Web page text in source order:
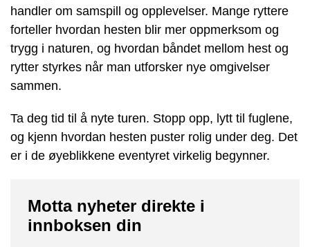
handler om samspill og opplevelser. Mange ryttere
forteller hvordan hesten blir mer oppmerksom og
trygg i naturen, og hvordan båndet mellom hest og
rytter styrkes når man utforsker nye omgivelser
sammen.
Ta deg tid til å nyte turen. Stopp opp, lytt til fuglene,
og kjenn hvordan hesten puster rolig under deg. Det
er i de øyeblikkene eventyret virkelig begynner.
Motta nyheter direkte i
innboksen din